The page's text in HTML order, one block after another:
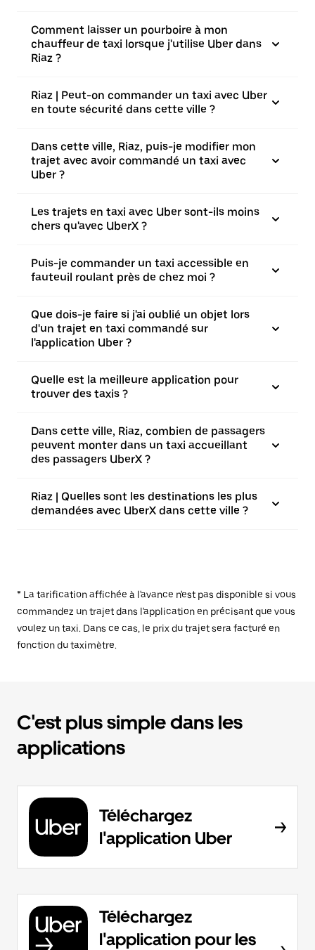
Comment laisser un pourboire à mon
chauffeur de taxi lorsque j'utilise Uber dans
Riaz ?
Riaz | Peut-on commander un taxi avec Uber
en toute sécurité dans cette ville ?
Dans cette ville, Riaz, puis-je modifier mon
trajet avec avoir commandé un taxi avec
Uber ?
Les trajets en taxi avec Uber sont-ils moins
chers qu'avec UberX ?
Puis-je commander un taxi accessible en
fauteuil roulant près de chez moi ?
Que dois-je faire si j'ai oublié un objet lors
d'un trajet en taxi commandé sur
l'application Uber ?
Quelle est la meilleure application pour
trouver des taxis ?
Dans cette ville, Riaz, combien de passagers
peuvent monter dans un taxi accueillant
des passagers UberX ?
Riaz | Quelles sont les destinations les plus
demandées avec UberX dans cette ville ?
* La tarification affichée à l'avance n'est pas disponible si vous
commandez un trajet dans l'application en précisant que vous
voulez un taxi. Dans ce cas, le prix du trajet sera facturé en
fonction du taximètre.
C'est plus simple dans les
applications
Téléchargez
l'application Uber
Téléchargez
l'application pour les